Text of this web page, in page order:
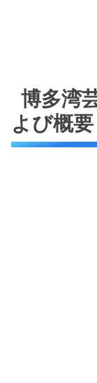
博多湾
よび概要